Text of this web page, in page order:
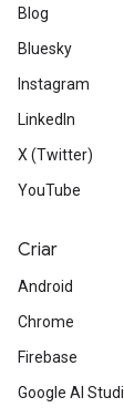
Blog
Bluesky
Instagram
LinkedIn
X (Twitter)
YouTube
Criar
Android
Chrome
Firebase
Google AI